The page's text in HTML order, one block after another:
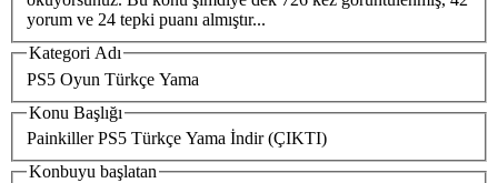
yorum ve 24 tepki puanı almıştır...
Kategori Adı
PS5 Oyun Türkçe Yama
Konu Başlığı
Painkiller PS5 Türkçe Yama İndir (ÇIKTI)
Konbuyu başlatan